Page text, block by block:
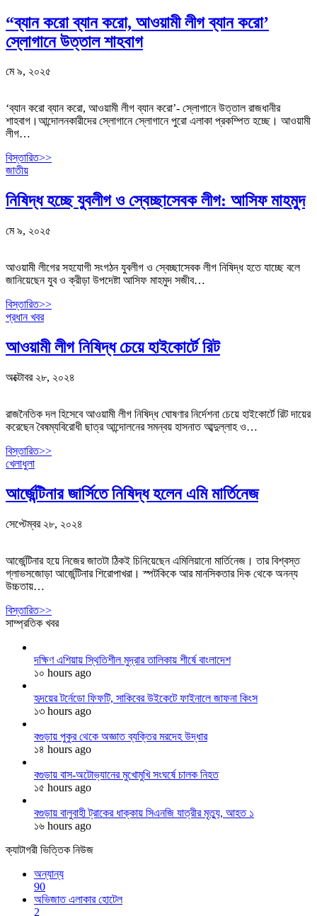
“ব্যান করো ব্যান করো, আওয়ামী লীগ ব্যান করো’
স্লোগানে উত্তাল শাহবাগ
মে ৯, ২০২৫
‘ব্যান করো ব্যান করো, আওয়ামী লীগ ব্যান করো’- স্লোগানে উত্তাল রাজধানীর
শাহবাগ।আন্দোলনকারীদের স্লোগানে স্লোগানে পুরো এলাকা প্রকম্পিত হচ্ছে। আওয়ামী
লীগ…
বিস্তারিত>>
জাতীয়
নিষিদ্ধ হচ্ছে যুবলীগ ও স্বেচ্ছাসেবক লীগ: আসিফ মাহমুদ
মে ৯, ২০২৫
আওয়ামী লীগের সহযোগী সংগঠন যুবলীগ ও স্বেচ্ছাসেবক লীগ নিষিদ্ধ হতে যাচ্ছে বলে
জানিয়েছেন যুব ও ক্রীড়া উপদেষ্টা আসিফ মাহমুদ সজীব…
বিস্তারিত>>
প্রধান খবর
আওয়ামী লীগ নিষিদ্ধ চেয়ে হাইকোর্টে রিট
অক্টোবর ২৮, ২০২৪
রাজনৈতিক দল হিসেবে আওয়ামী লীগ নিষিদ্ধ ঘোষণার নির্দেশনা চেয়ে হাইকোর্টে রিট দায়ের
করেছেন বৈষম্যবিরোধী ছাত্র আন্দোলনের সমন্বয় হাসনাত আব্দুল্লাহ ও…
বিস্তারিত>>
খেলাধুলা
আর্জেন্টিনার জার্সিতে নিষিদ্ধ হলেন এমি মার্তিনেজ
সেপ্টেম্বর ২৮, ২০২৪
আর্জেন্টিনার হয়ে নিজের জাতটা ঠিকই চিনিয়েছেন এমিলিয়ানো মার্তিনেজ। তার বিশ্বস্ত
গ্লাভসজোড়া আর্জেন্টিনার শিরোপাখরা। স্পটকিকে আর মানসিকতার দিক থেকে অনন্য
উচ্চতায়…
বিস্তারিত>>
সাম্প্রতিক খবর
দক্ষিণ এশিয়ায় স্থিতিশীল মুদ্রার তালিকায় শীর্ষে বাংলাদেশ
১০ hours ago
হৃদয়ের টর্নেডো ফিফটি, সাকিবের উইকেটে ফাইনালে জাফনা কিংস
১৩ hours ago
বগুড়ায় পুকুর থেকে অজ্ঞাত ব্যক্তির মরদেহ উদ্ধার
১৪ hours ago
বগুড়ায় বাস-অটোভ্যানের মুখোমুখি সংঘর্ষে চালক নিহত
১৫ hours ago
বগুড়ায় বালুবাহী ট্রাকের ধাক্কায় সিএনজি যাত্রীর মৃত্যু, আহত ১
১৬ hours ago
ক্যাটাগরী ভিত্তিক নিউজ
অন্যান্য
90
অভিজাত এলাকার হোটেল
2